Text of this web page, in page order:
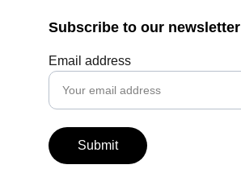
Subscribe to our newsletter
Email address
Submit